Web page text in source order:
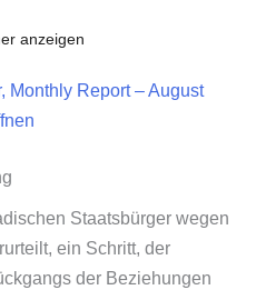
anzeigen
Monthly Report – August
Staatsbürger wegen
ein Schritt, der
der Beziehungen